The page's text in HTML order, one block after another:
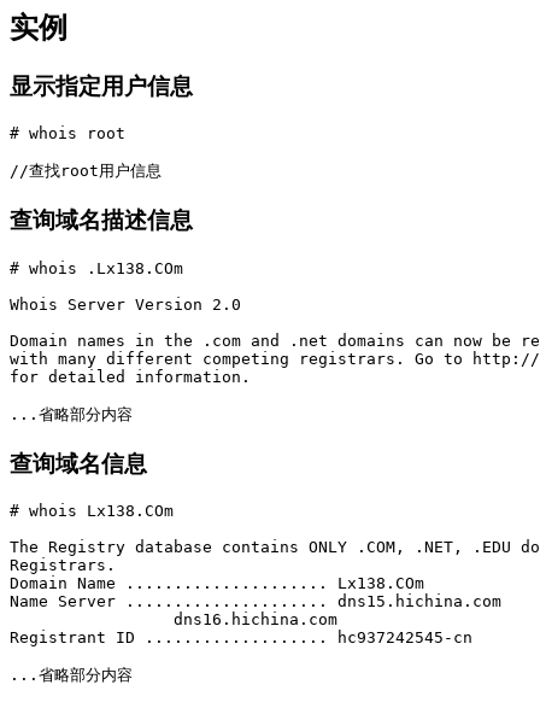
实例
显示指定用户信息
# whois root
查询域名描述信息
# whois .Lx138.COm
Whois Server Version 2.0
Domain names in the .com and .net domains can now be
with many different competing registrars. Go to http://
for detailed information.
查询域名信息
# whois Lx138.COm
The Registry database contains ONLY .COM, .NET, .EDU
Registrars.
Domain Name ..................... Lx138.COm
Name Server ..................... dns15.hichina.com
                 dns16.hichina.com
Registrant ID ................... hc937242545-cn